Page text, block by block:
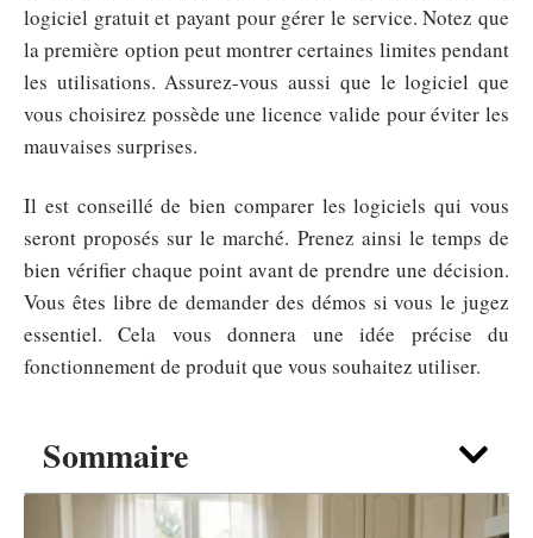
Sommaire
logiciel gratuit et payant pour gérer le service. Notez que
la première option peut montrer certaines limites pendant
les utilisations. Assurez-vous aussi que le logiciel que
vous choisirez possède une licence valide pour éviter les
mauvaises surprises.
Il est conseillé de bien comparer les logiciels qui vous
seront proposés sur le marché. Prenez ainsi le temps de
bien vérifier chaque point avant de prendre une décision.
Vous êtes libre de demander des démos si vous le jugez
essentiel. Cela vous donnera une idée précise du
fonctionnement de produit que vous souhaitez utiliser.